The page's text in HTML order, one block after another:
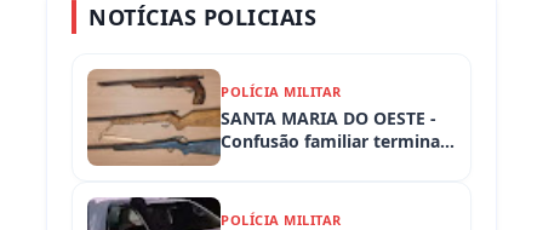
NOTÍCIAS POLICIAIS
POLÍCIA MILITAR
SANTA MARIA DO OESTE -
Confusão familiar termina
armas apreendidas
POLÍCIA MILITAR